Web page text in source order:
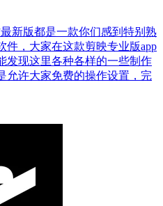
新版都是一款你们感到特别熟
件，大家在这款剪映专业版app
发现这里各种各样的一些制作
允许大家免费的操作设置，完